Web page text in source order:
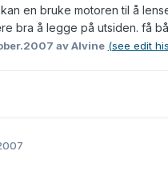
en bruke motoren til å
bra å legge på utsiden. få
av Alvine (see edit